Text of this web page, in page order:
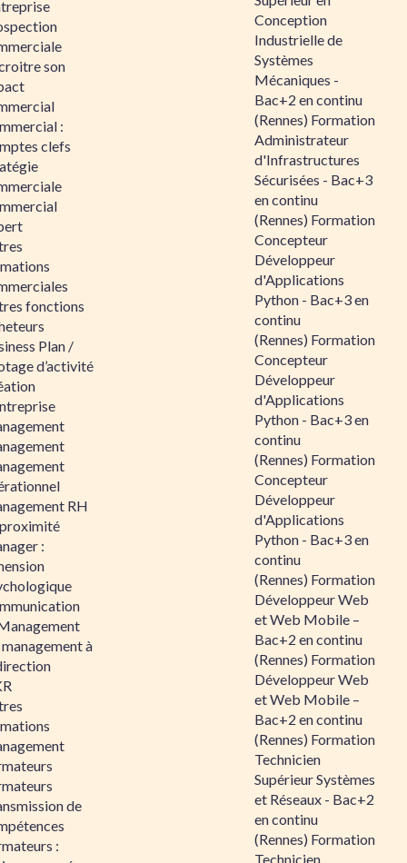
son
:
clefs
fonctions
Plan /
d’activité
RH
:
à
de
:
Conception
Industrielle de
Systèmes
Mécaniques -
Bac+2 en continu
(Rennes) Formation
Administrateur
d'Infrastructures
Sécurisées - Bac+3
en continu
(Rennes) Formation
Concepteur
Développeur
d'Applications
Python - Bac+3 en
continu
(Rennes) Formation
Concepteur
Développeur
d'Applications
Python - Bac+3 en
continu
(Rennes) Formation
Concepteur
Développeur
d'Applications
Python - Bac+3 en
continu
(Rennes) Formation
Développeur Web
et Web Mobile –
Bac+2 en continu
(Rennes) Formation
Développeur Web
et Web Mobile –
Bac+2 en continu
(Rennes) Formation
Technicien
Supérieur Systèmes
et Réseaux - Bac+2
en continu
(Rennes) Formation
Technicien